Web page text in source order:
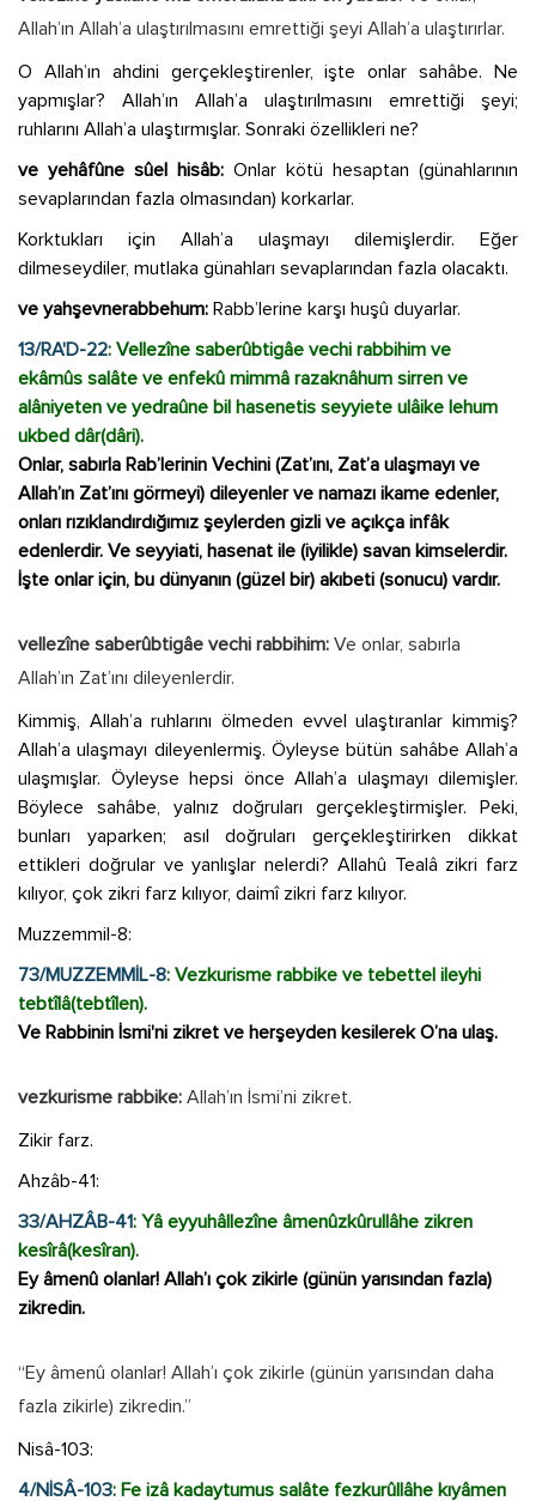
Allah’ın Allah’a ulaştırılmasını emrettiği şeyi Allah’a ulaştırırlar.
O Allah’ın ahdini gerçekleştirenler, işte onlar sahâbe. Ne
yapmışlar? Allah’ın Allah’a ulaştırılmasını emrettiği şeyi;
ruhlarını Allah’a ulaştırmışlar. Sonraki özellikleri ne?
ve yehâfûne sûel hisâb: Onlar kötü hesaptan (günahlarının
sevaplarından fazla olmasından) korkarlar.
Korktukları için Allah’a ulaşmayı dilemişlerdir. Eğer
dilmeseydiler, mutlaka günahları sevaplarından fazla olacaktı.
ve yahşevnerabbehum: Rabb’lerine karşı huşû duyarlar.
13/RA'D-22: Vellezîne saberûbtigâe vechi rabbihim ve
ekâmûs salâte ve enfekû mimmâ razaknâhum sirren ve
alâniyeten ve yedraûne bil hasenetis seyyiete ulâike lehum
ukbed dâr(dâri).
Onlar, sabırla Rab’lerinin Vechini (Zat’ını, Zat’a ulaşmayı ve
Allah’ın Zat’ını görmeyi) dileyenler ve namazı ikame edenler,
onları rızıklandırdığımız şeylerden gizli ve açıkça infâk
edenlerdir. Ve seyyiati, hasenat ile (iyilikle) savan kimselerdir.
İşte onlar için, bu dünyanın (güzel bir) akıbeti (sonucu) vardır.
vellezîne saberûbtigâe vechi rabbihim: Ve onlar, sabırla
Allah’ın Zat’ını dileyenlerdir.
Kimmiş, Allah’a ruhlarını ölmeden evvel ulaştıranlar kimmiş?
Allah’a ulaşmayı dileyenlermiş. Öyleyse bütün sahâbe Allah’a
ulaşmışlar. Öyleyse hepsi önce Allah’a ulaşmayı dilemişler.
Böylece sahâbe, yalnız doğruları gerçekleştirmişler. Peki,
bunları yaparken; asıl doğruları gerçekleştirirken dikkat
ettikleri doğrular ve yanlışlar nelerdi? Allahû Tealâ zikri farz
kılıyor, çok zikri farz kılıyor, daimî zikri farz kılıyor.
Muzzemmil-8:
73/MUZZEMMİL-8: Vezkurisme rabbike ve tebettel ileyhi
tebtîlâ(tebtîlen).
Ve Rabbinin İsmi'ni zikret ve herşeyden kesilerek O’na ulaş.
vezkurisme rabbike: Allah’ın İsmi’ni zikret.
Zikir farz.
Ahzâb-41:
33/AHZÂB-41: Yâ eyyuhâllezîne âmenûzkûrullâhe zikren
kesîrâ(kesîran).
Ey âmenû olanlar! Allah’ı çok zikirle (günün yarısından fazla)
zikredin.
“Ey âmenû olanlar! Allah’ı çok zikirle (günün yarısından daha
fazla zikirle) zikredin.”
Nisâ-103:
4/NİSÂ-103: Fe izâ kadaytumus salâte fezkurûllâhe kıyâmen